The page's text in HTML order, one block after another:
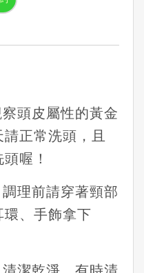
頭皮屬性的黃金
正常洗頭，且
喔！
理前請穿著頸部
、手飾拿下